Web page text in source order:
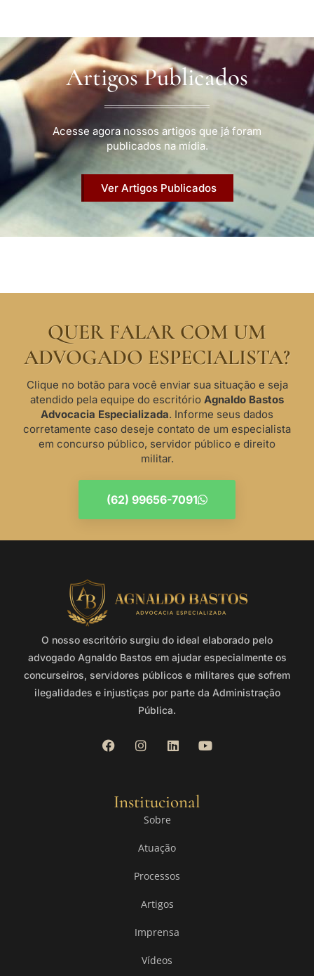
Artigos Publicados
Acesse agora nossos artigos que já foram
publicados na mídia.
Ver Artigos Publicados
QUER FALAR COM UM
ADVOGADO ESPECIALISTA?
Clique no botão para você enviar sua situação e seja
atendido pela equipe do escritório Agnaldo Bastos
Advocacia Especializada. Informe seus dados
corretamente caso deseje contato de um especialista
em concurso público, servidor público e direito
militar.
(62) 99656-7091
O nosso escritório surgiu do ideal elaborado pelo
advogado Agnaldo Bastos em ajudar especialmente os
concurseiros, servidores públicos e militares que sofrem
ilegalidades e injustiças por parte da Administração
Pública.
Institucional
Sobre
Atuação
Processos
Artigos
Imprensa
Vídeos